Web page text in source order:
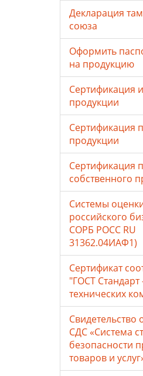
Декларация
союза
Оформить
на продукцию
Сертификация
продукции
Сертификация
продукции
Сертификация
собственного
Системы
российского
СОРБ РОСС RU
31362.04ИАФ1)
Сертификат
"ГОСТ
технических
Свидетельство
СДС «Система
безопасности
товаров и